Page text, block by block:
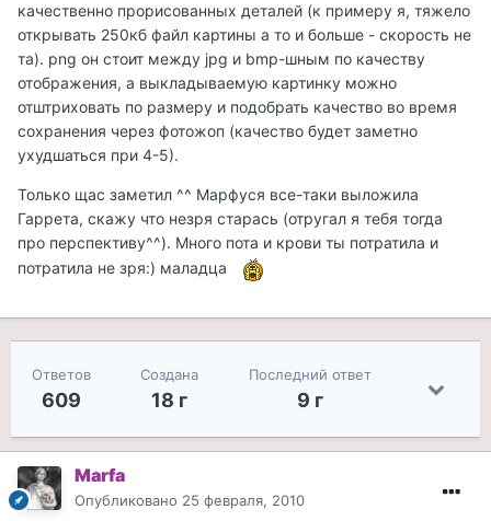
качественно прорисованных деталей (к примеру я, тяжело
открывать 250кб файл картины а то и больше - скорость не
та). png он стоит между jpg и bmp-шным по качеству
отображения, а выкладываемую картинку можно
отштриховать по размеру и подобрать качество во время
сохранения через фотожоп (качество будет заметно
ухудшаться при 4-5).
Только щас заметил ^^ Марфуся все-таки выложила
Гаррета, скажу что незря старась (отругал я тебя тогда
про перспективу^^). Много пота и крови ты потратила и
потратила не зря:) маладца
Ответов
609
Создана
18 г
Последний ответ
9 г
Marfa
Опубликовано 25 февраля, 2010